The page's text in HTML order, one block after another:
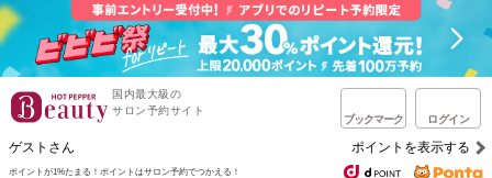
国内最大級の
サロン予約サイト
ブックマーク ログイン
ゲストさん ポイントを表示する
ポイントが1%たまる！ ポイントはサロン予約でつかえる！